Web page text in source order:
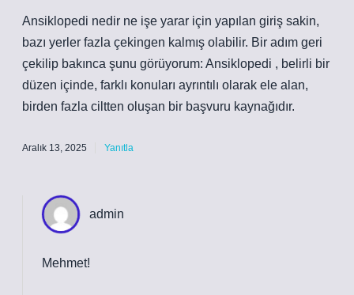
Ansiklopedi nedir ne işe yarar için yapılan giriş sakin,
bazı yerler fazla çekingen kalmış olabilir. Bir adım geri
çekilip bakınca şunu görüyorum: Ansiklopedi , belirli bir
düzen içinde, farklı konuları ayrıntılı olarak ele alan,
birden fazla ciltten oluşan bir başvuru kaynağıdır.
Aralık 13, 2025 Yanıtla
admin
Mehmet!